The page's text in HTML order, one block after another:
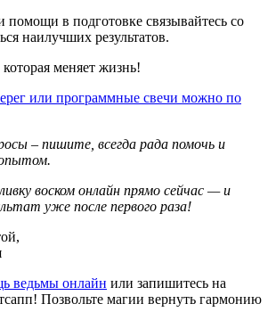
помощи в подготовке связывайтесь со
наилучших результатов.
меняет жизнь!
или программные свечи можно по
– пишите, всегда рада помочь и
воском онлайн прямо сейчас — и
уже после первого раза!
ведьмы онлайн или запишитесь на
Позвольте магии вернуть гармонию